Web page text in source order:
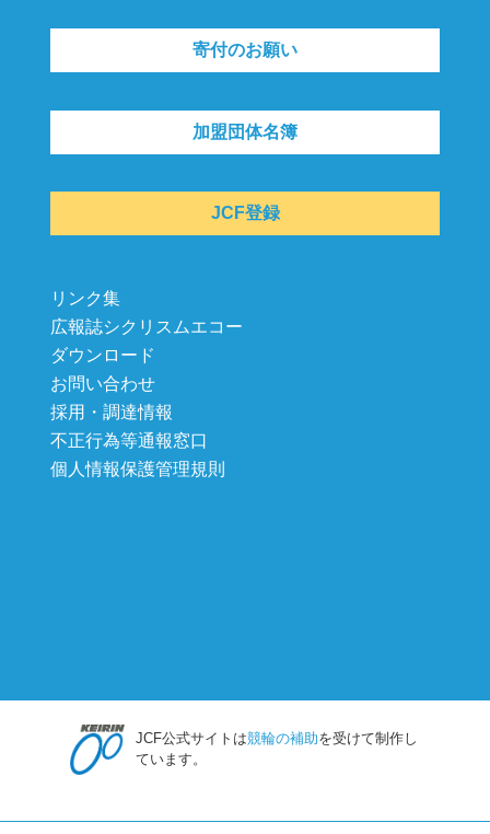
寄付のお願い
加盟団体名簿
JCF登録
リンク集
広報誌シクリスムエコー
ダウンロード
お問い合わせ
採用・調達情報
不正行為等通報窓口
個人情報保護管理規則
JCF公式サイトは競輪の補助を受けて制作し
ています。